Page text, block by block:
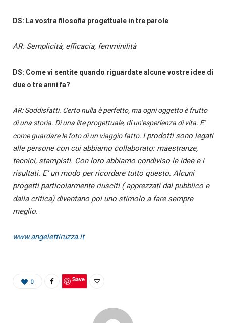
DS: La vostra filosofia progettuale in tre parole
AR: Semplicità, efficacia, femminilità
DS: Come vi sentite quando riguardate alcune vostre idee di
due o tre anni fa?
AR: Soddisfatti. Certo nulla è perfetto, ma ogni oggetto è frutto
di una storia. Di una lite progettuale, di un’esperienza di vita. E’
come guardare le foto di un viaggio fatto. I prodotti sono legati
alle persone con cui abbiamo collaborato: maestranze,
tecnici, stampisti. Con loro abbiamo condiviso le idee e i
risultati. E’ un modo per ricordare tutto questo. Alcuni
progetti particolarmente riusciti ( apprezzati dal pubblico e
dalla critica) diventano poi uno stimolo a fare sempre
meglio.
www.angelettiruzza.it
0 Save